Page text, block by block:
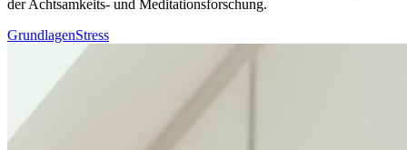
der Achtsamkeits- und Meditationsforschung.
GrundlagenStress